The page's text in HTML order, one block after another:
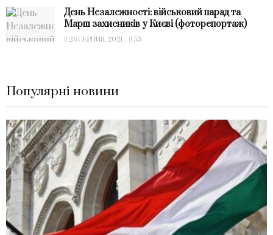
День Незалежності: військовий парад та
Марш захисників у Києві (фоторепортаж)
26 СЕРПНЯ, 2021 53
Популярні новини